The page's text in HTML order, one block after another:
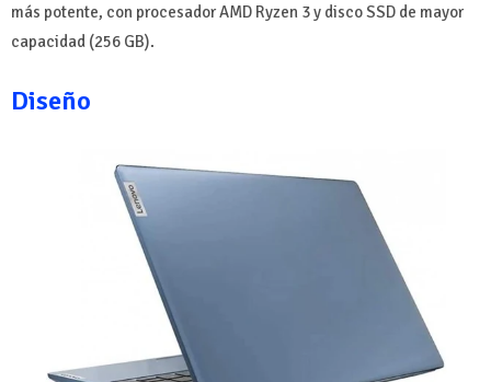
más potente, con procesador AMD Ryzen 3 y disco SSD de mayor
capacidad (256 GB).
Diseño